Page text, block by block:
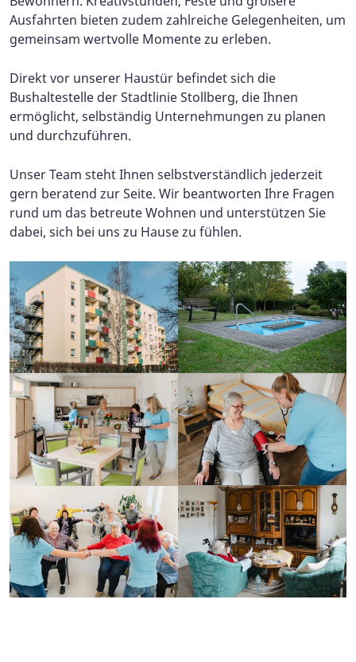
Ausfahrten bieten zudem zahlreiche Gelegenheiten, um
gemeinsam wertvolle Momente zu erleben.
Direkt vor unserer Haustür befindet sich die
Bushaltestelle der Stadtlinie Stollberg, die Ihnen
ermöglicht, selbständig Unternehmungen zu planen
und durchzuführen.
Unser Team steht Ihnen selbstverständlich jederzeit
gern beratend zur Seite. Wir beantworten Ihre Fragen
rund um das betreute Wohnen und unterstützen Sie
dabei, sich bei uns zu Hause zu fühlen.